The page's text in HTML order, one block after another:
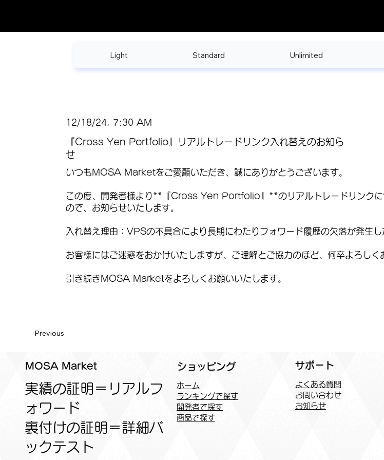
Light Standard Unlimited
12/18/24, 7:30 AM
『Cross Yen Portfolio』リアルトレードリンク入れ替えのお知ら
せ
いつもMOSA Marketをご愛顧いただき、誠にありがとうございます。
この度、開発者様より**『Cross Yen Portfolio』**のリアルトレードリンクに
ので、お知らせいたします。
入れ替え理由：VPSの不具合により長期にわたりフォワード履歴の欠落が発生し
お客様にはご迷惑をおかけいたしますが、ご理解とご協力のほど、何卒よろしく
引き続きMOSA Marketをよろしくお願いいたします。
Previous
MOSA Market
実績の証明＝リアルフ
ォワード
裏付けの証明＝詳細バ
ックテスト
ショッピング
ホーム
ランキングで探す
開発者で探す
商品で探す
サポート
よくある質問
お問い合わせ
お知らせ